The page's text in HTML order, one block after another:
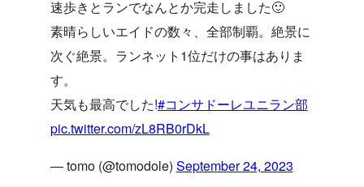
速歩きとランでなんとか完走しました🙂
素晴らしいエイドの数々、全部制覇。絶景に
次ぐ絶景。ランネット1位だけの事はありま
す。
天気も最高でした!#コンサドーレユニラン部
pic.twitter.com/zL8RB0rDkL
— tomo (@tomodole) September 24, 2023